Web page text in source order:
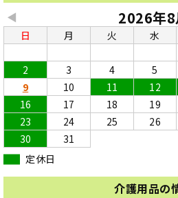
◀ 2026年8
日 月 火 水
2
3 4 5
9
10 11 12
16
17 18 19
23
24 25 26
30
31
定休日
介護用品の